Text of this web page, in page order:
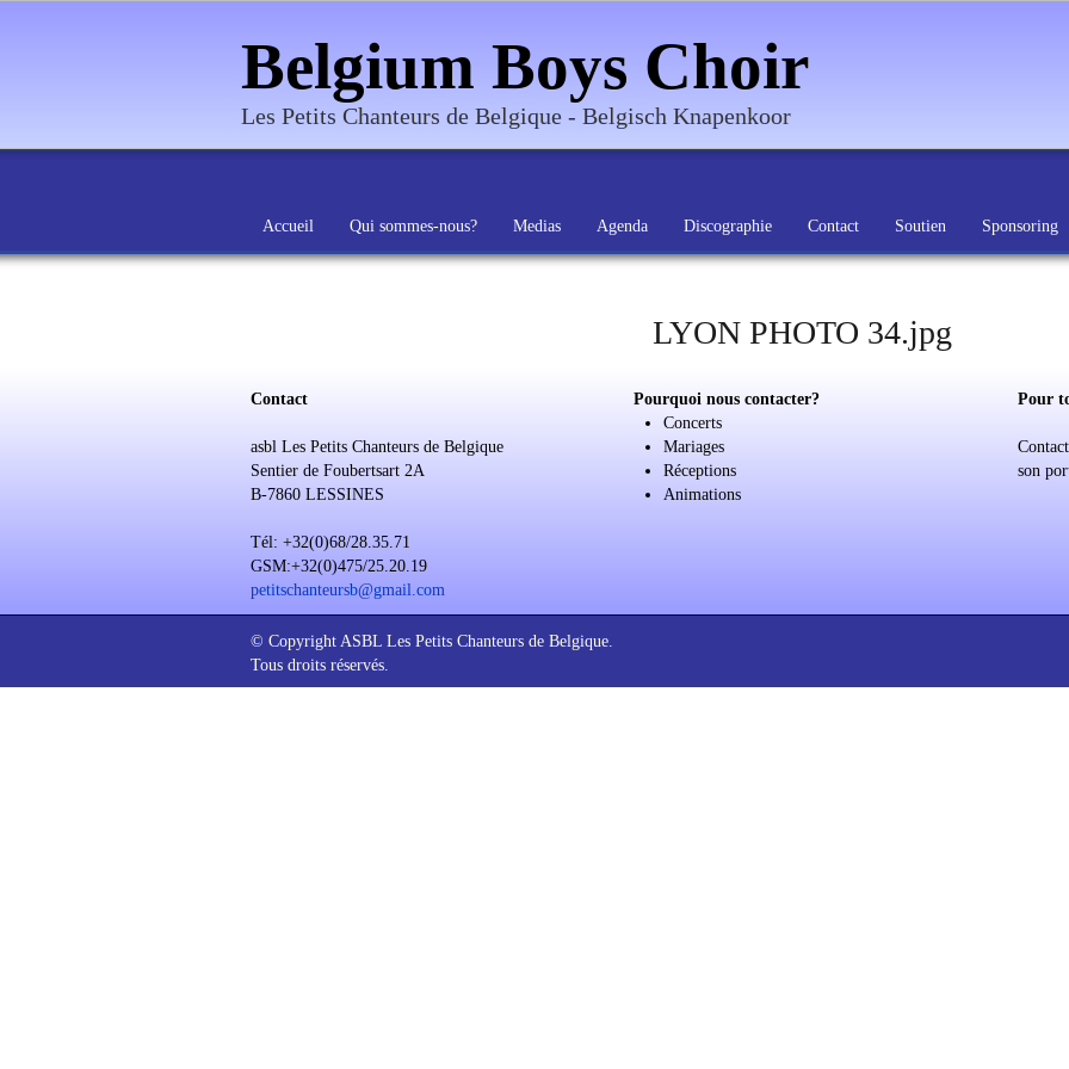
Belgium Boys Choir
Les Petits Chanteurs de Belgique - Belgisch Knapenkoor
Accueil Qui sommes-nous? Medias Agenda Discographie Contact Soutien Sponsoring
LYON PHOTO 34.jpg
Contact
asbl Les Petits Chanteurs de Belgique
Sentier de Foubertsart 2A
B-7860 LESSINES
Tél: +32(0)68/28.35.71
GSM:+32(0)475/25.20.19
petitschanteursb@gmail.com
Pourquoi nous contacter?
Concerts
Mariages
Réceptions
Animations
Pour
son
© Copyright ASBL Les Petits Chanteurs de Belgique.
Tous droits réservés.